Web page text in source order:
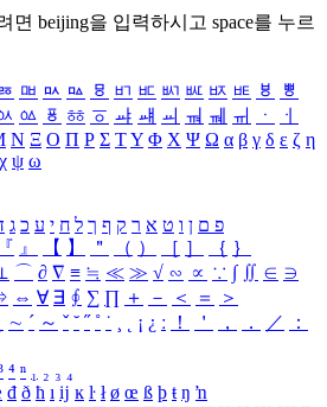
면 beijing을 입력하시고 space를 누르
ㅮ ㅯ ㅰ ㅱ ㅲ ㅳ ㅴ ㅵ ㅶ ㅷ ㅸ
ㅹ
ㆃ ㆄ ㆅ ㆆ ㆇ ㆈ ㆉ ㆊ ㆋ ㆌ ㆍ
ㆎ
Ν Ξ Ο Π Ρ Σ ΤΥ Φ Χ Ψ Ω α β γ δ ε ζ η
χ ψ ω
פ ם ן ו ט א ר ק ף ך ל ח י ע כ ג
『 』 【 】 ＂ （ ） ［ ］ ｛ ｝
⌒ ∂ ∇ ≡ ≒ ≪ ≫ √ ∽ ∝ ∵ ∫ ∬ ∈ ∋
⇔ ∀ ∃ ∮ ∑ ∏ ＋ － ＜ ＝
＞
∼ ´ ～ ˇ ˘ ˝ ˚ ˙ ¸ ¡ ¿ ː ！ ＇ ， ． ／
：
⁴ ⁿ ₁ ₂ ₃ ₄
đ ð ħ ı ĳ ĸ ŀ ł ø œ ß þ ŧ ŋ ŉ